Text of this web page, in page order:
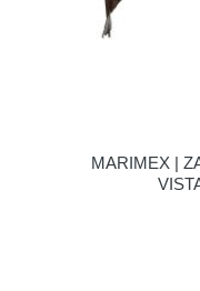
MARIMEX |